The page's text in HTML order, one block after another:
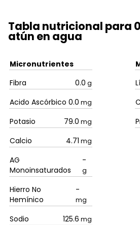
Tabla nutricional para
atún en agua
Micronutrientes
Fibra
0.0 g
Acido Ascórbico 0.0 mg
Potasio 79.0 mg
Calcio 4.71 mg
AG
Monoinsaturados
-
g
Hierro No
Hemínico
-
mg
Sodio 125.6 mg